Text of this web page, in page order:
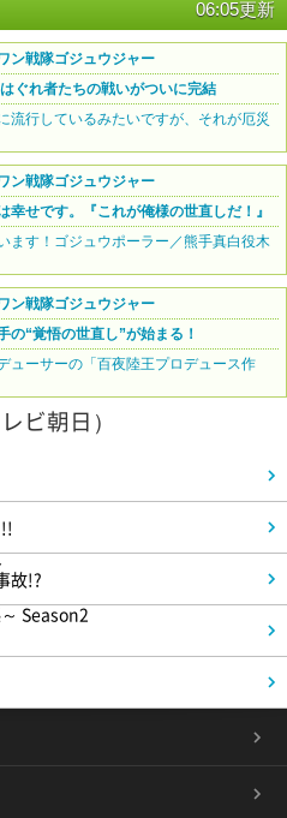
06:05更新
ン戦隊ゴジュウジャー
ぐれ者たちの戦いがついに完結
流行しているみたいですが、それが厄災
ン戦隊ゴジュウジャー
幸せです。『これが俺様の世直しだ！』
ます！ゴジュウポーラー／熊手真白役木
ン戦隊ゴジュウジャー
の“覚悟の世直し”が始まる！
ューサーの「百夜陸王プロデュース作
ビ朝日）
故!?
Season2